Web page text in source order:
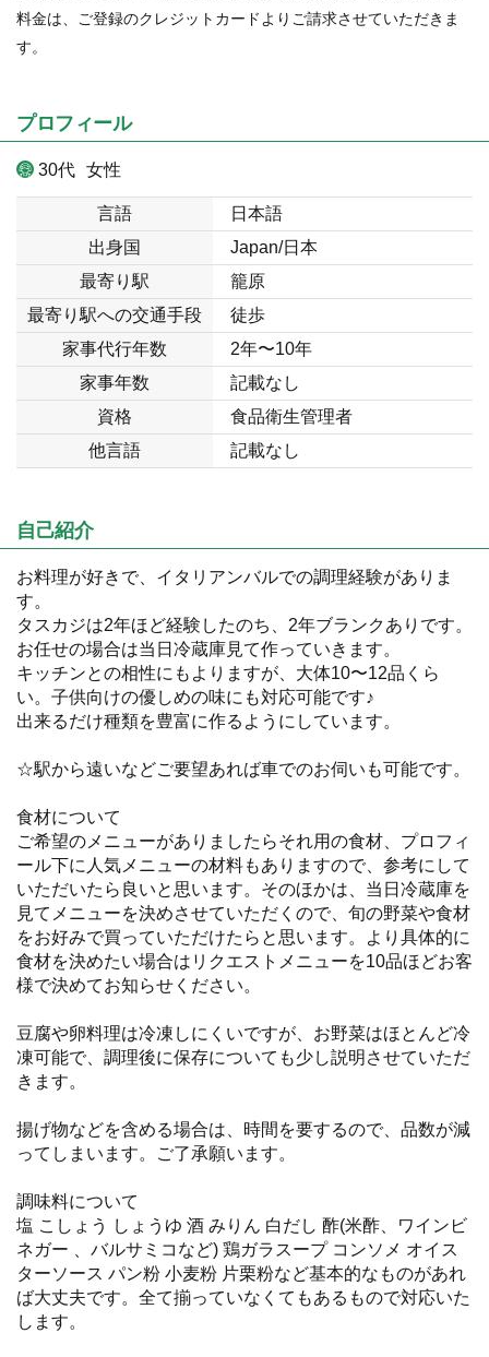
料金は、ご登録のクレジットカードよりご請求させていただきま
す。
プロフィール
30代 女性
言語
日本語
出身国
Japan/日本
最寄り駅
籠原
最寄り駅への交通手段
徒歩
家事代行年数
2年〜10年
家事年数
記載なし
資格
食品衛生管理者
他言語
記載なし
自己紹介
お料理が好きで、イタリアンバルでの調理経験がありま
す。
タスカジは2年ほど経験したのち、2年ブランクありです。
お任せの場合は当日冷蔵庫見て作っていきます。
キッチンとの相性にもよりますが、大体10〜12品くら
い。子供向けの優しめの味にも対応可能です♪
出来るだけ種類を豊富に作るようにしています。
☆駅から遠いなどご要望あれば車でのお伺いも可能です。
食材について
ご希望のメニューがありましたらそれ用の食材、プロフィ
ール下に人気メニューの材料もありますので、参考にして
いただいたら良いと思います。そのほかは、当日冷蔵庫を
見てメニューを決めさせていただくので、旬の野菜や食材
をお好みで買っていただけたらと思います。より具体的に
食材を決めたい場合はリクエストメニューを10品ほどお客
様で決めてお知らせください。
豆腐や卵料理は冷凍しにくいですが、お野菜はほとんど冷
凍可能で、調理後に保存についても少し説明させていただ
きます。
揚げ物などを含める場合は、時間を要するので、品数が減
ってしまいます。ご了承願います。
調味料について
塩 こしょう しょうゆ 酒 みりん 白だし 酢(米酢、ワインビ
ネガー 、バルサミコなど) 鶏ガラスープ コンソメ オイス
ターソース パン粉 小麦粉 片栗粉など基本的なものがあれ
ば大丈夫です。全て揃っていなくてもあるもので対応いた
します。